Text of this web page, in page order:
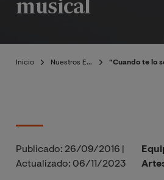
musical
Inicio Nuestros Expertos “Cuando te lo
Publicado: 26/09/2016
Actualizado: 06/11/2023